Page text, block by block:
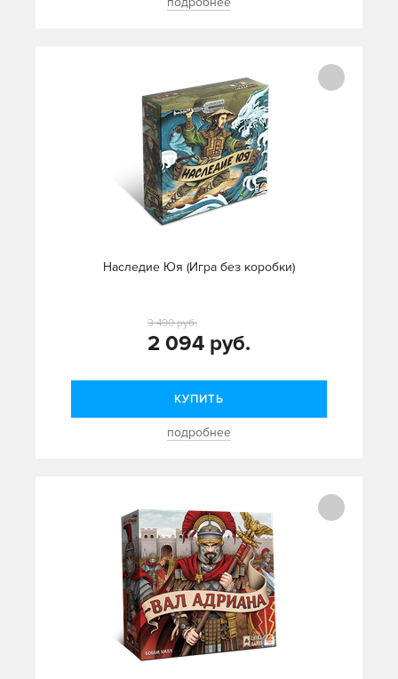
Наследие Юя (Игра без коробки)
2 094 руб.
3 490 руб.
КУПИТЬ
подробнее